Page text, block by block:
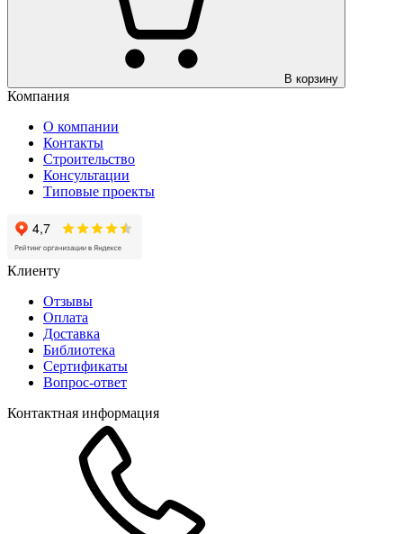
В корзину
Компания
О компании
Контакты
Строительство
Консультации
Типовые проекты
Клиенту
Отзывы
Оплата
Доставка
Библиотека
Сертификаты
Вопрос-ответ
Контактная информация